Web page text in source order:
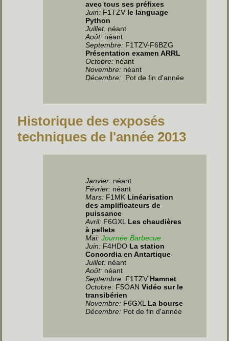
avec tous ses préfixes
Juin: F1TZV le language
Python
Juillet: néant
Août: néant
Septembre: F1TZV-F6BZG
Présentation examen ARRL
Octobre: néant
Novembre: néant
Décembre: Pot de fin d'année
Historique des exposés
techniques de l'année 2013
Janvier: néant
Février: néant
Mars: F1MK Linéarisation
des amplificateurs de
puissance
Avril: F6GXL Les chaudières
à pellets
Mai: Journée Barbecue
Juin: F4HDO La station
Concordia en Antartique
Juillet: néant
Août: néant
Septembre: F1TZV Hamnet
Octobre: F5OANVidéo sur le
transibérien
Novembre: F6GXL La bourse
Décembre: Pot de fin d'année